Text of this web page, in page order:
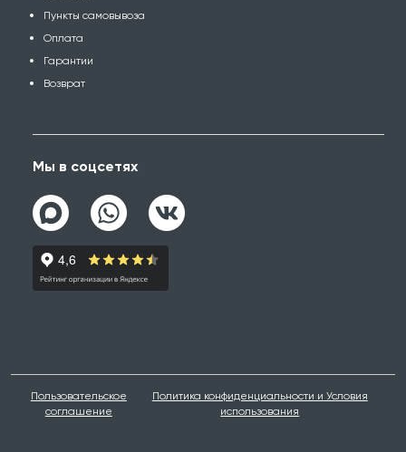
Пункты самовывоза
Оплата
Гарантии
Возврат
Мы в соцсетях
Пользовательское
соглашение
Политика конфиденциальности и Условия
использования